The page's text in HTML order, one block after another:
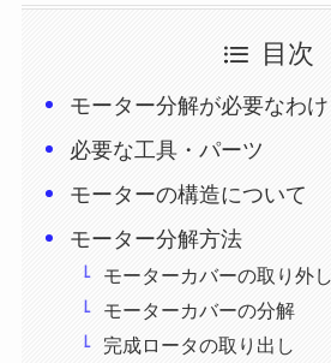
目次
モーター分解が必要なわけ
必要な工具・パーツ
モーターの構造について
モーター分解方法
モーターカバーの取り外し
モーターカバーの分解
完成ロータの取り出し